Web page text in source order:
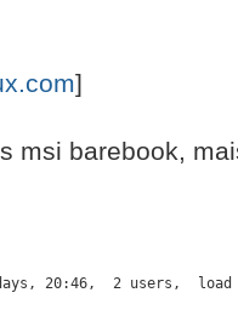
]
msi barebook,
20:46,  2 users,  load